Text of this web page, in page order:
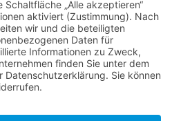
Vorlage:Koordinate(Quelltext
anzeigen)
Vorlage:Navigation( Quelltext
anzeigen